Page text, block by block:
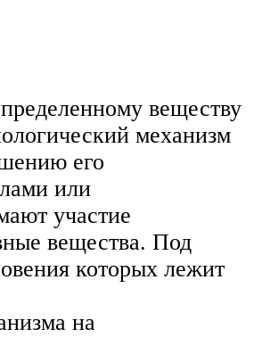
веществу
механизм
его
или
участие
вещества. Под
которых лежит
на